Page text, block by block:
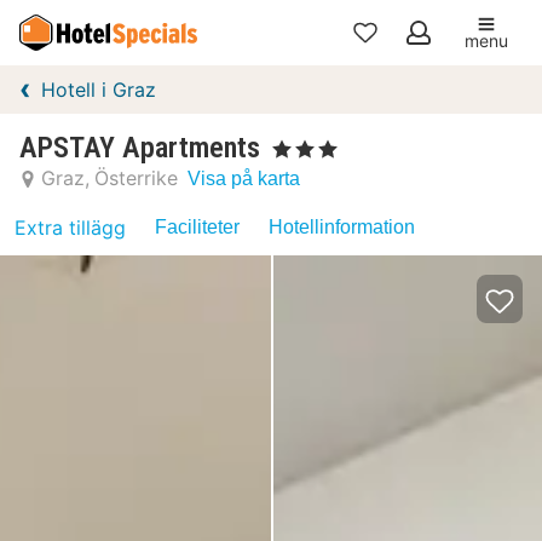
Mina
menu
Hotell i Graz
APSTAY Apartments , 3 Stjärnor
Graz Österrike Visa på karta
Extra tillägg Faciliteter Hotellinformation